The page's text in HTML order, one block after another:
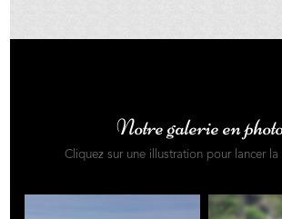
Notre galerie en
Cliquez sur une illustration pour lancer la